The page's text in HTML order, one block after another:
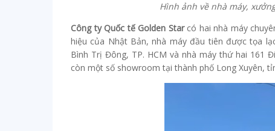
Hình ảnh về nhà máy,
Công ty Quốc tế Golden Starcó hai nhà máy
hiệu của Nhật Bản, nhà máy đầu tiên được tọa
Bình Trị Đông, TP. HCM và nhà máy thứ hai 161
còn một số showroom tại thành phố Long Xuyên,